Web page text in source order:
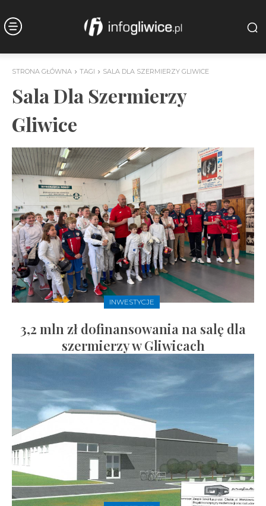
STRONA GŁÓWNA TAGI SALA DLA SZERMIERZY GLIWICE
Sala Dla Szermierzy
Gliwice
INWESTYCJE
3,2 mln zł dofinansowania na salę dla
szermierzy w Gliwicach